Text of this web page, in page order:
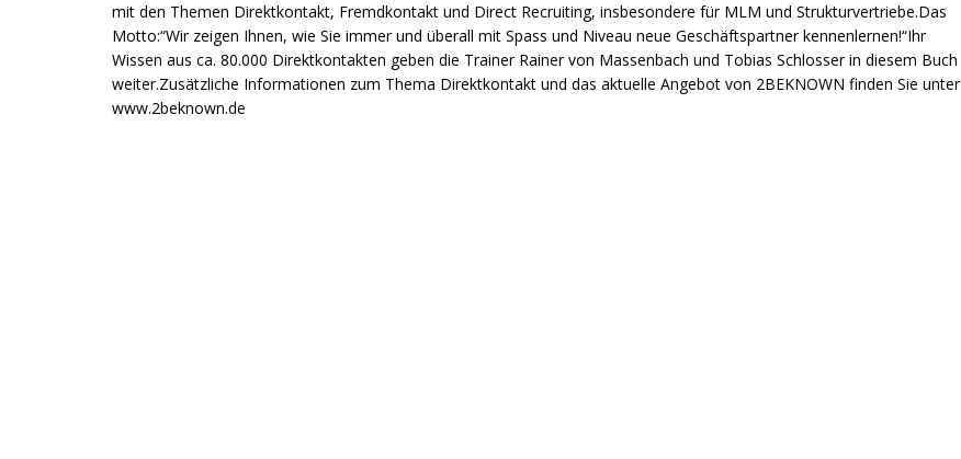
mit den Themen Direktkontakt, Fremdkontakt und Direct Recruiting, insbesondere für MLM und Strukturvertriebe.Das
Motto:“Wir zeigen Ihnen, wie Sie immer und überall mit Spass und Niveau neue Geschäftspartner kennenlernen!“Ihr
Wissen aus ca. 80.000 Direktkontakten geben die Trainer Rainer von Massenbach und Tobias Schlosser in diesem Buch
weiter.Zusätzliche Informationen zum Thema Direktkontakt und das aktuelle Angebot von 2BEKNOWN finden Sie unter
www.2beknown.de